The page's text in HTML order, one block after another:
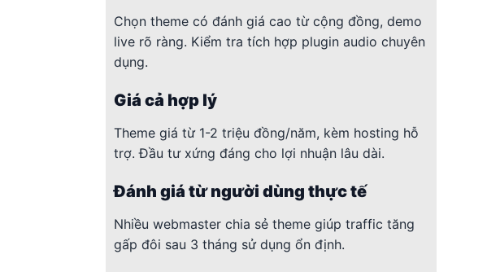
Chọn theme có đánh giá cao từ cộng đồng, demo
live rõ ràng. Kiểm tra tích hợp plugin audio chuyên
dụng.
Giá cả hợp lý
Theme giá từ 1-2 triệu đồng/năm, kèm hosting hỗ
trợ. Đầu tư xứng đáng cho lợi nhuận lâu dài.
Đánh giá từ người dùng thực tế
Nhiều webmaster chia sẻ theme giúp traffic tăng
gấp đôi sau 3 tháng sử dụng ổn định.